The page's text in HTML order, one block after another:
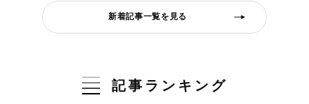
新着記事一覧を見る
記事ランキング